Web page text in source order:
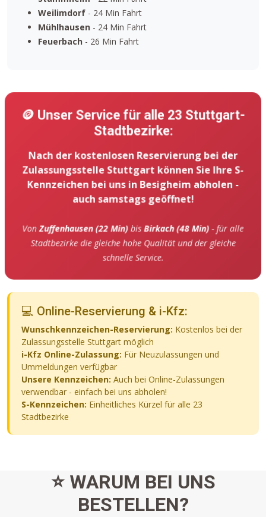
Weilimdorf - 24 Min Fahrt
Mühlhausen - 24 Min Fahrt
Feuerbach - 26 Min Fahrt
🪙 Unser Service für alle 23 Stuttgart-
Stadtbezirke:
Nach der kostenlosen Reservierung bei der
Zulassungsstelle Stuttgart können Sie Ihre S-
Kennzeichen bei uns in Besigheim abholen -
auch samstags geöffnet!
VonZuffenhausen (22 Min)bisBirkach (48 Min)- für alle
Stadtbezirke die gleiche hohe Qualität und der gleiche
schnelle Service.
💻 Online-Reservierung & i-Kfz:
Wunschkennzeichen-Reservierung: Kostenlos bei der
Zulassungsstelle Stuttgart möglich
i-Kfz Online-Zulassung: Für Neuzulassungen und
Ummeldungen verfügbar
Unsere Kennzeichen: Auch bei Online-Zulassungen
verwendbar - einfach bei uns abholen!
S-Kennzeichen: Einheitliches Kürzel für alle 23
Stadtbezirke
⭐ WARUM BEI UNS
BESTELLEN?